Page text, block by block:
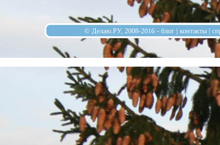
© Делаю.РУ, 2008-2016 - блог | контакты |